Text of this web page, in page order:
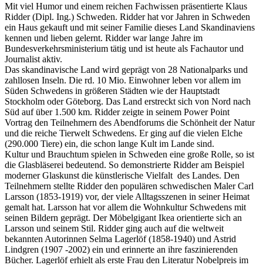
Mit viel Humor und einem reichen Fachwissen präsentierte Klaus
Ridder (Dipl. Ing.) Schweden. Ridder hat vor Jahren in Schweden
ein Haus gekauft und mit seiner Familie dieses Land Skandinaviens
kennen und lieben gelernt. Ridder war lange Jahre im
Bundesverkehrsministerium tätig und ist heute als Fachautor und
Journalist aktiv.
Das skandinavische Land wird geprägt von 28 Nationalparks und
zahllosen Inseln. Die rd. 10 Mio. Einwohner leben vor allem im
Süden Schwedens in größeren Städten wie der Hauptstadt
Stockholm oder Göteborg. Das Land erstreckt sich von Nord nach
Süd auf über 1.500 km. Ridder zeigte in seinem Power Point
Vortrag den Teilnehmern des Abendforums die Schönheit der Natur
und die reiche Tierwelt Schwedens. Er ging auf die vielen Elche
(290.000 Tiere) ein, die schon lange Kult im Lande sind.
Kultur und Brauchtum spielen in Schweden eine große Rolle, so ist
die Glasbläserei bedeutend. So demonstrierte Ridder am Beispiel
moderner Glaskunst die künstlerische Vielfalt des Landes. Den
Teilnehmern stellte Ridder den populären schwedischen Maler Carl
Larsson (1853-1919) vor, der viele Alltagsszenen in seiner Heimat
gemalt hat. Larsson hat vor allem die Wohnkultur Schwedens mit
seinen Bildern geprägt. Der Möbelgigant Ikea orientierte sich an
Larsson und seinem Stil. Ridder ging auch auf die weltweit
bekannten Autorinnen Selma Lagerlöf (1858-1940) und Astrid
Lindgren (1907 -2002) ein und erinnerte an ihre faszinierenden
Bücher. Lagerlöf erhielt als erste Frau den Literatur Nobelpreis im